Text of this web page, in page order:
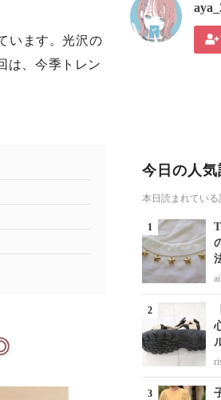
います。光沢の
は、今季トレン
今日の人気
本日読まれている